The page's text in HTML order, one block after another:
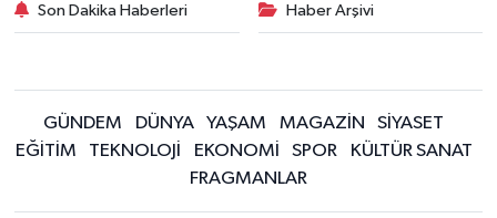
Son Dakika Haberleri Haber Arşivi
GÜNDEM DÜNYA YAŞAM MAGAZİN
SİYASET
EĞİTİM
TEKNOLOJİ EKONOMİ SPOR
KÜLTÜR SANAT
FRAGMANLAR